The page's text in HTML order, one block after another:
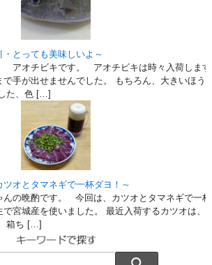
とっても美味しいよ～
オチビキです。 アオチビキは時々入荷します
手が出せませんでした。 もちろん、大きいほう
た、色 […]
オとタマネギで一杯ダヨ！～
んの晩酌です。 今回は、カツオとタマネギで一
で宮城産を使いました。 最近入荷するカツオは、
箱ち […]